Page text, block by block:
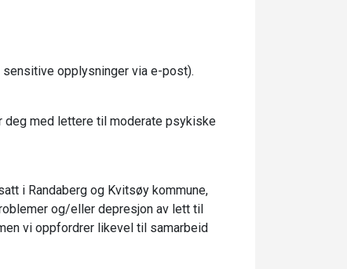
opplysninger via e-post).
deg med lettere til moderate psykiske
i Randaberg og Kvitsøy kommune,
og/eller depresjon av lett til
vi oppfordrer likevel til samarbeid